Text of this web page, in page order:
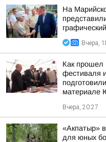
На
Вчера,
Как прошел
фестиваля
материале
Вчера, 20:27
«Акпатыр»
для юных